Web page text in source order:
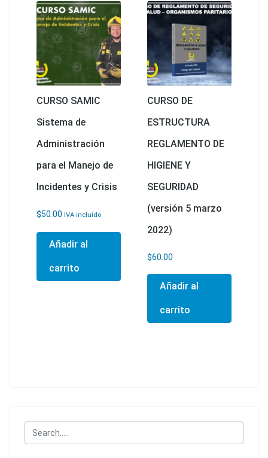
CURSO SAMIC
Sistema de
Administración
para el Manejo de
Incidentes y Crisis
$50.00 IVA incluido
Añadir al
carrito
CURSO DE
ESTRUCTURA
REGLAMENTO DE
HIGIENE Y
SEGURIDAD
(versión 5 marzo
2022)
$60.00
Añadir al
carrito